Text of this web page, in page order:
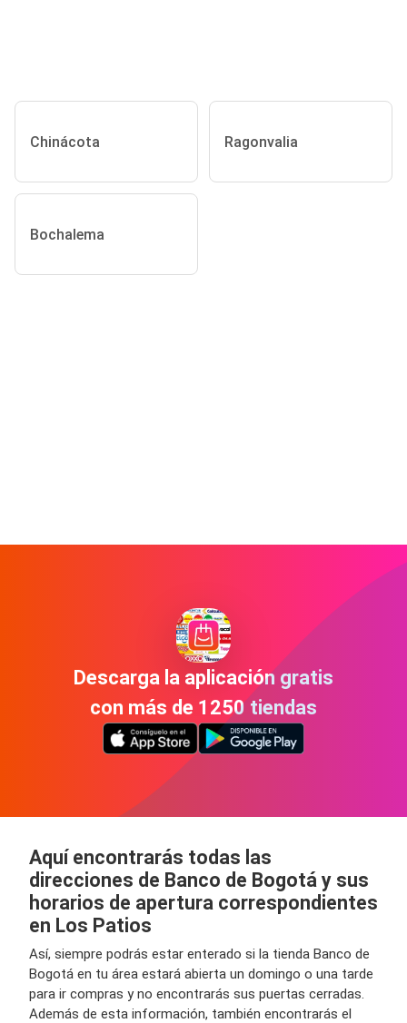
Chinácota Ragonvalia
Bochalema
Descarga la aplicación gratis
con más de 1250 tiendas
Aquí encontrarás todas las
direcciones de Banco de Bogotá y sus
horarios de apertura correspondientes
en Los Patios
Así, siempre podrás estar enterado si la tienda Banco de
Bogotá en tu área estará abierta un domingo o una tarde
para ir compras y no encontrarás sus puertas cerradas.
Además de esta información, también encontrarás el